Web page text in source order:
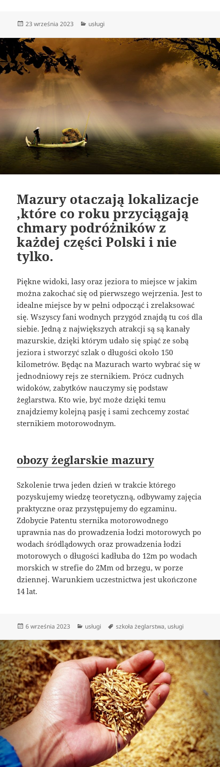
Data
23 września 2023 Kategorie
usługi
Mazury otaczają lokalizacje
,które co roku przyciągają
chmary podróżników z
każdej części Polski i nie
tylko.
Piękne widoki, lasy oraz jeziora to miejsce w jakim
można zakochać się od pierwszego wejrzenia. Jest to
idealne miejsce by w pełni odpocząć i zrelaksować
się. Wszyscy fani wodnych przygód znajdą tu coś dla
siebie. Jedną z największych atrakcji są są kanały
mazurskie, dzięki którym udało się spiąć ze sobą
jeziora i stworzyć szlak o długości około 150
kilometrów. Będąc na Mazurach warto wybrać się w
jednodniowy rejs ze sternikiem. Prócz cudnych
widoków, zabytków nauczymy się podstaw
żeglarstwa. Kto wie, być może dzięki temu
znajdziemy kolejną pasję i sami zechcemy zostać
sternikiem motorowodnym.
obozy żeglarskie mazury
Szkolenie trwa jeden dzień w trakcie którego
pozyskujemy wiedzę teoretyczną, odbywamy zajęcia
praktyczne oraz przystępujemy do egzaminu.
Zdobycie Patentu sternika motorowodnego
uprawnia nas do prowadzenia łodzi motorowych po
wodach śródlądowych oraz prowadzenia łodzi
motorowych o długości kadłuba do 12m po wodach
morskich w strefie do 2Mm od brzegu, w porze
dziennej. Warunkiem uczestnictwa jest ukończone
14 lat.
Data
6 września 2023 Kategorie
usługi Tagi
szkoła żeglarstwa, usługi